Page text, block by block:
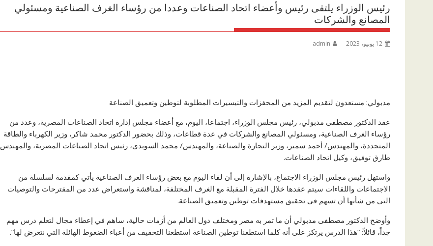
رئيس الوزراء يلتقى رئيس وأعضاء اتحاد الصناعات وعددا من رؤساء الغرف الصناعية ومسئولي
المصانع والشركات
12 يونيو، 2023 admin
مدبولي: مستعدون لتقديم المزيد من المحفزات والتيسيرات المطلوبة لتوطين وتعميق الصناعة
عقد الدكتور مصطفى مدبولي، رئيس مجلس الوزراء، اجتماعا، اليوم، مع أعضاء مجلس إدارة اتحاد الصناعات المصرية، وعدد من
رؤساء الغرف الصناعية، ومسئولي المصانع والشركات في عدة قطاعات، وذلك بحضور الدكتور محمد شاكر، وزير الكهرباء والطاقة
المتجددة، والمهندس/ أحمد سمير، وزير التجارة والصناعة، والمهندس/ محمد السويدي، رئيس اتحاد الصناعات المصرية، والمهندس
طارق توفيق، وكيل اتحاد الصناعات.
واستهل رئيس مجلس الوزراء الاجتماع، بالإشارة إلى أن لقاء اليوم مع بعض رؤساء الغرف الصناعية يأتي كمقدمة لسلسلة من
الاجتماعات واللقاءات سيتم عقدها خلال الفترة المقبلة مع الغرف المختلفة، لمناقشة واستعراض عدد من المقترحات والتوصيات
التي من شأنها أن تسهم في تحقيق مستهدفات توطين وتعميق الصناعة.
وأوضح الدكتور مصطفى مدبولي أن ما تمر به مصر ومختلف دول العالم من أزمات حالية، ساهم في إعطاء مجال لتعلم درس مهم
جداً، قائلاً: “هذا الدرس يرتكز على أنه كلما استطعنا توطين الصناعة استطعنا التخفيف من أعباء الضغوط الهائلة التي نتعرض لها”.